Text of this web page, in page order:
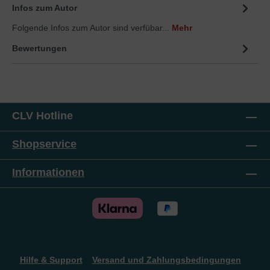
Infos zum Autor
Folgende Infos zum Autor sind verfübar... Mehr
Bewertungen
CLV Hotline
Shopservice
Informationen
Hilfe & Support Versand und Zahlungsbedingungen